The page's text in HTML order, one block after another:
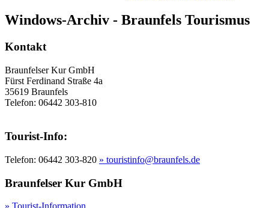
Windows-Archiv - Braunfels Tourismus
Kontakt
Braunfelser Kur GmbH
Fürst Ferdinand Straße 4a
35619 Braunfels
Telefon: 06442 303-810
Tourist-Info:
Telefon: 06442 303-820 » touristinfo@braunfels.de
Braunfelser Kur GmbH